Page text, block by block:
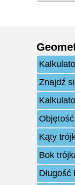
Znajdź
Kąty
Bok
Długość